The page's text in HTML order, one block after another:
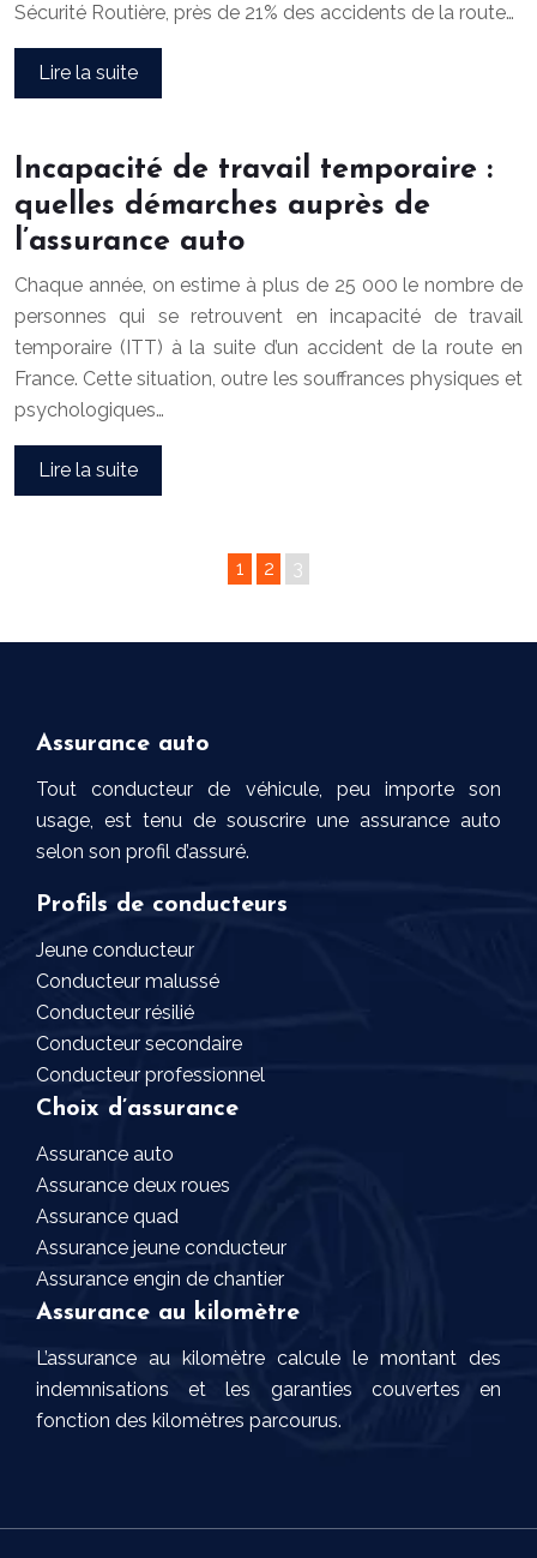
Sécurité Routière, près de 21% des accidents de la route…
Lire la suite
Incapacité de travail temporaire :
quelles démarches auprès de
l’assurance auto
Chaque année, on estime à plus de 25 000 le nombre de
personnes qui se retrouvent en incapacité de travail
temporaire (ITT) à la suite d’un accident de la route en
France. Cette situation, outre les souffrances physiques et
psychologiques…
Lire la suite
1 2 3
Assurance auto
Tout conducteur de véhicule, peu importe son
usage, est tenu de souscrire une assurance auto
selon son profil d’assuré.
Profils de conducteurs
Jeune conducteur
Conducteur malussé
Conducteur résilié
Conducteur secondaire
Conducteur professionnel
Choix d’assurance
Assurance auto
Assurance deux roues
Assurance quad
Assurance jeune conducteur
Assurance engin de chantier
Assurance au kilomètre
L’assurance au kilomètre calcule le montant des
indemnisations et les garanties couvertes en
fonction des kilomètres parcourus.